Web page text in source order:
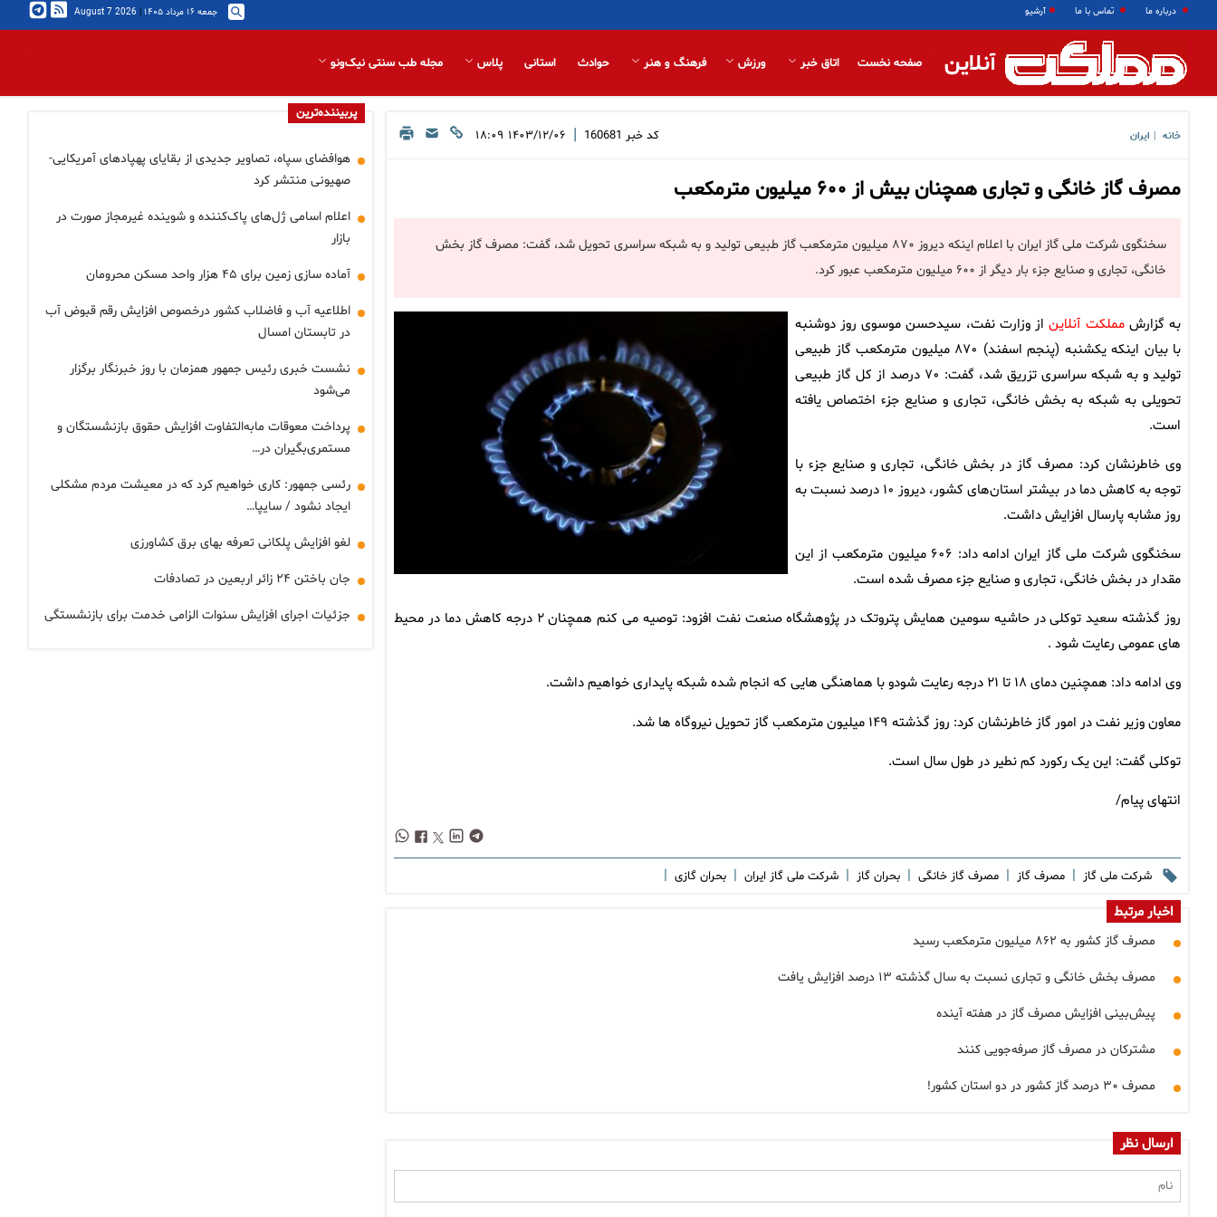
درباره ما تماس با ما آرشیو جمعه ۱۶ مرداد ۱۴۰۵ |
2026 August 7
آنلاین صفحه نخست اتاق خبر ورزش فرهنگ و هنر حوادث استانی پلاس مجله طب سنتی نیک‌ونو
خانه ایران کد خبر 160681
| ۱۴۰۳/۱۲/۰۶ ۱۸:۰۹
مصرف گاز خانگی و تجاری همچنان بیش از ۶۰۰ میلیون مترمکعب
سخنگوی شرکت ملی گاز ایران با اعلام اینکه دیروز ۸۷۰ میلیون مترمکعب گاز طبیعی تولید و به شبکه سراسری تحویل شد، گفت: مصرف گاز بخش
خانگی، تجاری و صنایع جزء بار دیگر از ۶۰۰ میلیون مترمکعب عبور کرد.
به گزارشمملکت آنلاین از وزارت نفت، سیدحسن موسوی روز دوشنبه
با بیان اینکه یکشنبه (پنجم اسفند) ۸۷۰ میلیون مترمکعب گاز طبیعی
تولید و به شبکه سراسری تزریق شد، گفت: ۷۰ درصد از کل گاز طبیعی
تحویلی به شبکه به بخش خانگی، تجاری و صنایع جزء اختصاص یافته
است.
وی خاطرنشان کرد: مصرف گاز در بخش خانگی، تجاری و صنایع جزء با
توجه به کاهش دما در بیشتر استان‌های کشور، دیروز ۱۰ درصد نسبت به
روز مشابه پارسال افزایش داشت.
سخنگوی شرکت ملی گاز ایران ادامه داد: ۶۰۶ میلیون مترمکعب از این
مقدار در بخش خانگی، تجاری و صنایع جزء مصرف شده است.
روز گذشته سعید توکلی در حاشیه سومین همایش پتروتک در پژوهشگاه صنعت نفت افزود: توصیه می کنم همچنان ۲ درجه کاهش دما در محیط
های عمومی رعایت شود .
وی ادامه داد: همچنین دمای ۱۸ تا ۲۱ درجه رعایت شودو با هماهنگی هایی که انجام شده شبکه پایداری خواهیم داشت.
معاون وزیر نفت در امور گاز خاطرنشان کرد: روز گذشته ۱۴۹ میلیون مترمکعب گاز تحویل نیروگاه ها شد.
توکلی گفت: این یک رکورد کم نطیر در طول سال است.
انتهای پیام/
شرکت ملی گاز | مصرف گاز | مصرف گاز خانگی | بحران گاز | شرکت ملی گاز ایران | بحران گازی |
اخبار مرتبط
مصرف گاز کشور به ۸۶۲ میلیون مترمکعب رسید
مصرف بخش خانگی و تجاری نسبت به سال گذشته ۱۳ درصد افزایش یافت
پیش‌بینی افزایش مصرف گاز در هفته آینده
مشترکان در مصرف گاز صرفه‌جویی کنند
مصرف ۳۰ درصد گاز کشور در دو استان کشور!
ارسال نظر
پربیننده‌ترین
هوافضای سپاه، تصاویر جدیدی از بقایای پهپادهای آمریکایی-
صهیونی منتشر کرد
اعلام اسامی ژل‌های پاک‌کننده و شوینده غیرمجاز صورت در
بازار
آماده سازی زمین برای ۴۵ هزار واحد مسکن محرومان
اطلاعیه آب و فاضلاب کشور درخصوص افزایش رقم قبوض آب
در تابستان امسال
نشست خبری رئیس جمهور همزمان با روز خبرنگار برگزار
می‌شود
پرداخت معوقات مابه‌التفاوت افزایش حقوق بازنشستگان و
مستمری‌بگیران در…
رئسی جمهور: کاری خواهیم کرد که در معیشت مردم مشکلی
ایجاد نشود / سایپا…
لغو افزایش پلکانی تعرفه بهای برق کشاورزی
جان باختن ۲۴ زائر اربعین در تصادفات
جزئیات اجرای افزایش سنوات الزامی خدمت برای بازنشستگی